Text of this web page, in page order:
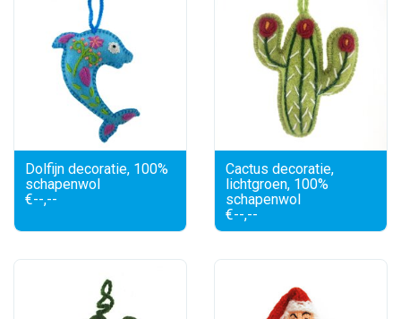
Dolfijn decoratie, 100%
schapenwol
€--,--
Cactus decoratie,
lichtgroen, 100%
schapenwol
€--,--